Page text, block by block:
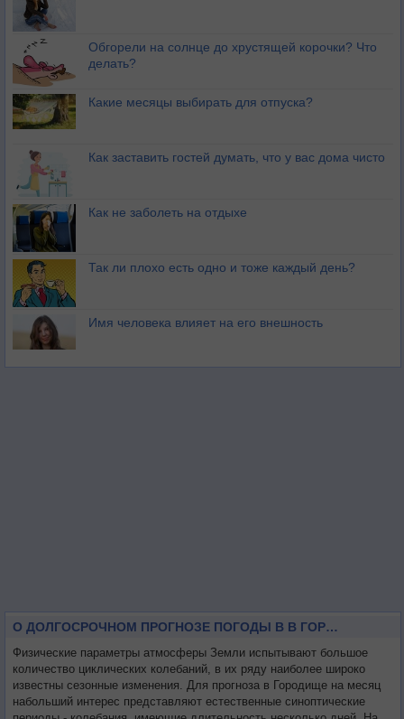
Обгорели на солнце до хрустящей корочки? Что
делать?
Какие месяцы выбирать для отпуска?
Как заставить гостей думать, что у вас дома чисто
Как не заболеть на отдыхе
Так ли плохо есть одно и тоже каждый день?
Имя человека влияет на его внешность
О ДОЛГОСРОЧНОМ ПРОГНОЗЕ ПОГОДЫ В В ГОРОДИЩЕ НА МЕСЯЦ
Физические параметры атмосферы Земли испытывают большое
количество циклических колебаний, в их ряду наиболее широко
известны сезонные изменения. Для прогноза в Городище на месяц
набольший интерес представляют естественные синоптические